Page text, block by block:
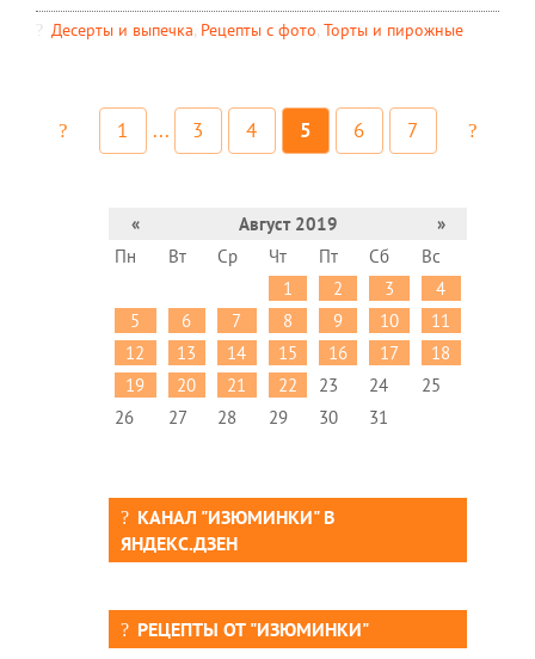
Десерты и выпечка, Рецепты c фото, Торты и пирожные
1 ... 3 4 5 6 7
« Август 2019
»
Пн
Вт Ср Чт Пт Сб
Вс
1
2 3
4
5
6 7 8 9 10
11
12
13 14 15 16 17
18
19
20 21 22 23 24
25
26
27 28 29 30 31
КАНАЛ "ИЗЮМИНКИ" В
ЯНДЕКС.ДЗЕН
РЕЦЕПТЫ ОТ "ИЗЮМИНКИ"